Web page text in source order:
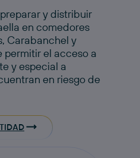
y distribuir
en comedores
Carabanchel y
permitir el acceso a
y especial a
en riesgo de